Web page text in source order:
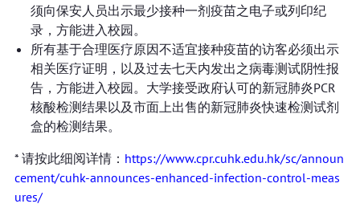
须向保安人员出示最少接种一剂疫苗之电子或列印纪
录，方能进入校园。
所有基于合理医疗原因不适宜接种疫苗的访客必须出示
相关医疗证明，以及过去七天内发出之病毒测试阴性报
告，方能进入校园。大学接受政府认可的新冠肺炎PCR
核酸检测结果以及市面上出售的新冠肺炎快速检测试剂
盒的检测结果。
* 请按此细阅详情： https://www.cpr.cuhk.edu.hk/sc/announ
cement/cuhk-announces-enhanced-infection-control-meas
ures/